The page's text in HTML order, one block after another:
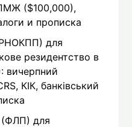
($100,000),
и прописка
для
резидентство в
вичерпний
КІК, банківський
для